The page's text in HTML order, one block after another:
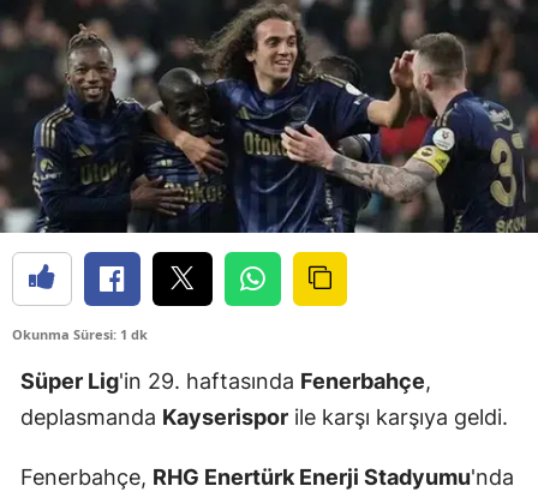
Okunma Süresi: 1 dk
Süper Lig'in 29. haftasında Fenerbahçe,
deplasmanda Kayserispor ile karşı karşıya geldi.
Fenerbahçe, RHG Enertürk Enerji Stadyumu'nda